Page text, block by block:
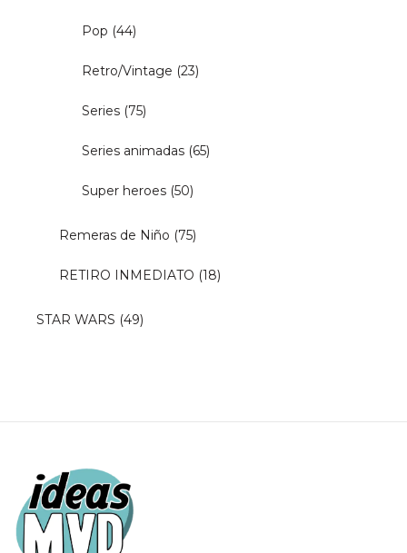
Pop (44)
Retro/Vintage (23)
Series (75)
Series animadas (65)
Super heroes (50)
Remeras de Niño (75)
RETIRO INMEDIATO (18)
STAR WARS (49)